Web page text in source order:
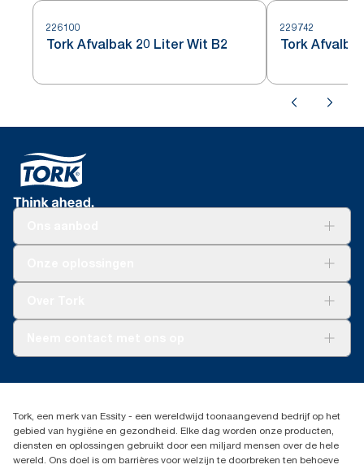
226100
Tork Afvalbak 20 Liter Wit B2
229742
Tork
Productklacht
Dispenserklacht
030 - 698 46 66
Essity Netherlands B.V.
Arnhemse Bovenweg 120
3708 AH ZEIST
Tork, een merk van Essity - een wereldwijd toonaangevend bedrijf op het
gebied van hygiëne en gezondheid. Elke dag worden onze producten,
diensten en oplossingen gebruikt door een miljard mensen over de hele
wereld. Ons doel is om barrières voor welzijn te doorbreken ten behoeve